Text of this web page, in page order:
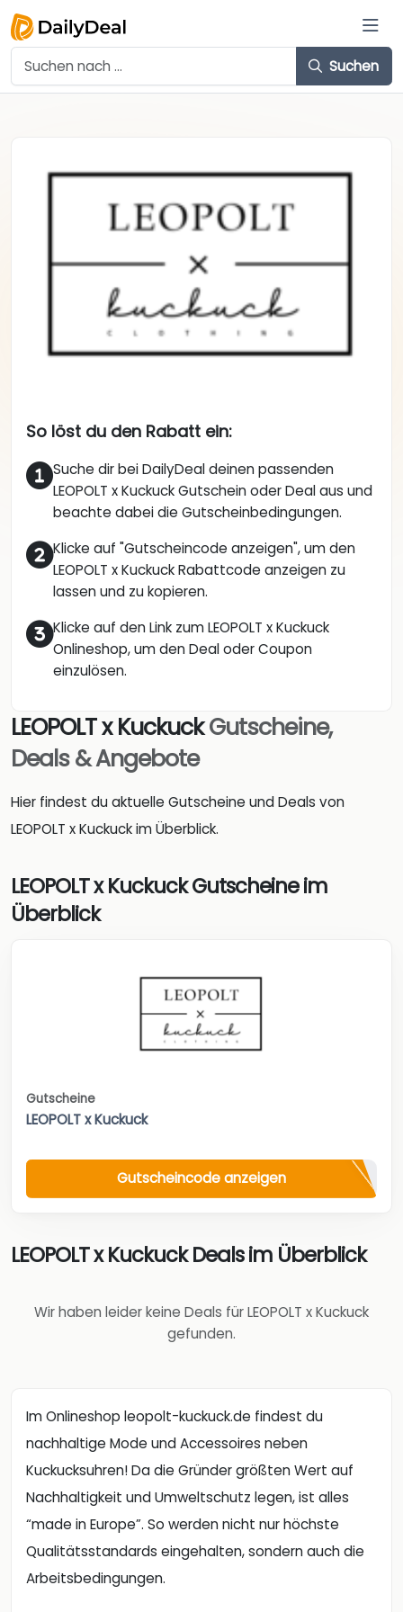
Suchen
So löst du den Rabatt ein:
Suche dir bei DailyDeal deinen passenden
LEOPOLT x Kuckuck Gutschein oder Deal aus und
beachte dabei die Gutscheinbedingungen.
Klicke auf "Gutscheincode anzeigen", um den
LEOPOLT x Kuckuck Rabattcode anzeigen zu
lassen und zu kopieren.
Klicke auf den Link zum LEOPOLT x Kuckuck
Onlineshop, um den Deal oder Coupon
einzulösen.
LEOPOLT x KuckuckGutscheine,
Deals & Angebote
Hier findest du aktuelle Gutscheine und Deals von
LEOPOLT x Kuckuck im Überblick.
LEOPOLT x Kuckuck Gutscheine im
Überblick
Gutscheine
LEOPOLT x Kuckuck
Gutscheincode anzeigen
LEOPOLT x Kuckuck Deals im Überblick
Wir haben leider keine Deals für LEOPOLT x Kuckuck
gefunden.
Im Onlineshop leopolt-kuckuck.de findest du
nachhaltige Mode und Accessoires neben
Kuckucksuhren! Da die Gründer größten Wert auf
Nachhaltigkeit und Umweltschutz legen, ist alles
“made in Europe”. So werden nicht nur höchste
Qualitätsstandards eingehalten, sondern auch die
Arbeitsbedingungen.